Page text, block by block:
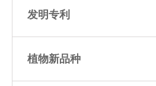
发明专利
植物新品种